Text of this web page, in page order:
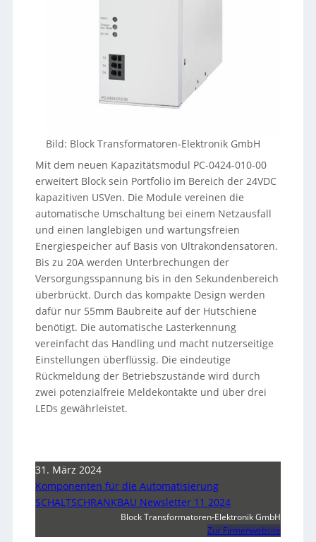
Bild: Block Transformatoren-Elektronik GmbH
Mit dem neuen Kapazitätsmodul PC-0424-010-00
erweitert Block sein Portfolio im Bereich der 24VDC
kapazitiven USVen. Die Module vereinen die
automatische Umschaltung bei einem Netzausfall
und einen langlebigen und wartungsfreien
Energiespeicher auf Basis von Ultrakondensatoren.
Bis zu 20A werden Unterbrechungen der
Versorgungsspannung bis in den Sekundenbereich
überbrückt. Durch das kompakte Design werden
dafür nur 55mm Baubreite auf der Hutschiene
benötigt. Die automatische Lasterkennung
vereinfacht das Handling und macht nutzerseitige
Einstellungen überflüssig. Die eindeutige
Rückmeldung der Betriebszustände wird durch
zwei potenzialfreie Meldekontakte und über drei
LEDs gewährleistet.
31. März 2024
Komponenten für die Automatisierung
SCHALTSCHRANKBAU Newsletter 11 2024
Block Transformatoren-Elektronik GmbH
Zur Firmenwebsite